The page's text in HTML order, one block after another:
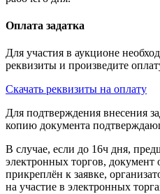
Оплата задатка
Для участия в аукционе
реквизиты и произведите
Скачать реквизиты на оплату
Для подтверждения внесения
копию документа
В случае, если до 16ч дня,
электронных торгов, документ
прикреплён к заявке,
на участие в электронных